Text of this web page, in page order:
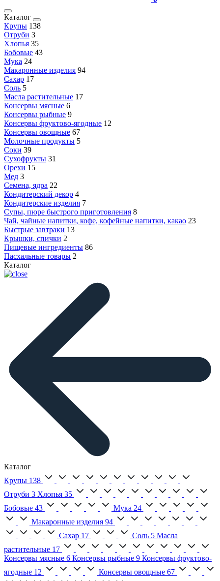
Каталог
Крупы 138
Отруби 3
Хлопья 35
Бобовые 43
Мука 24
Макаронные изделия 94
Сахар 17
Соль 5
Масла растительные 17
Консервы мясные 6
Консервы рыбные 9
Консервы фруктово-ягодные 12
Консервы овощные 67
Молочные продукты 5
Соки 39
Сухофрукты 31
Орехи 15
Мед 3
Семена, ядра 22
Кондитерский декор 4
Кондитерские изделия 7
Супы, пюре быстрого приготовления 8
Чай, чайные напитки, кофе, кофейные напитки, какао 23
Быстрые завтраки 13
Крышки, спички 2
Пищевые ингредиенты 86
Пасхальные товары 2
Каталог
Каталог
Крупы 138
Отруби 3 Хлопья 35
Бобовые 43 Мука 24
Макаронные изделия 94
Сахар 17 Соль 5 Масла
растительные 17
Консервы мясные 6 Консервы рыбные 9 Консервы фруктово-
ягодные 12 Консервы овощные 67